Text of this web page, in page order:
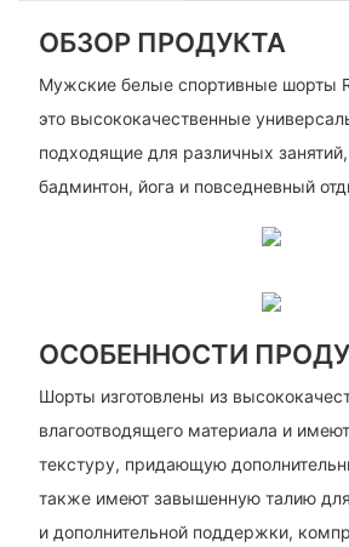
ОБЗОР ПРОДУКТА
Мужские белые спортивные шорты
это высококачественные
подходящие для различных
бадминтон, йога и повседневный
ОСОБЕННОСТИ
Шорты изготовлены из
влагоотводящего материала и
текстуру, придающую
также имеют завышенную талию
и дополнительной поддержки,